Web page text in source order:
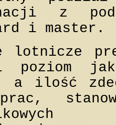
z
i master.
lotnicze
poziom
a ilość